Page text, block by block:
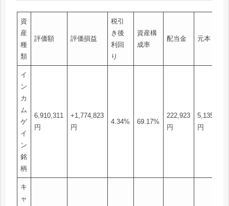
資
産
種
類
評価額 評価損益
税引
き後
利回
り
資産構
成率
配当金 元本
イ
ン
カ
ム
ゲ
イ
ン
銘
柄
6,910,311
円
+1,774,823
円
4.34% 69.17%
222,923
円
5,135,488
円
キ
ャ